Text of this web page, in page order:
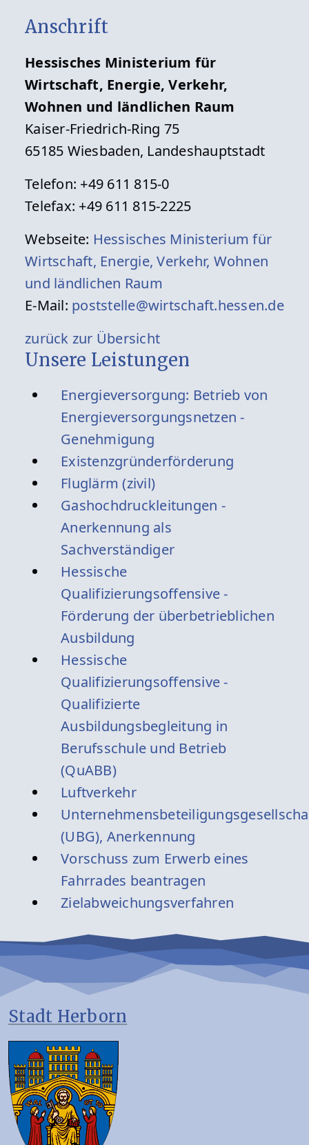
Anschrift
Hessisches Ministerium für
Wirtschaft, Energie, Verkehr,
Wohnen und ländlichen Raum
Kaiser-Friedrich-Ring 75
65185 Wiesbaden, Landeshauptstadt
Telefon: +49 611 815-0
Telefax: +49 611 815-2225
Webseite: Hessisches Ministerium für
Wirtschaft, Energie, Verkehr, Wohnen
und ländlichen Raum
E-Mail: poststelle@wirtschaft.hessen.de
zurück zur Übersicht
Unsere Leistungen
Energieversorgung: Betrieb von
Energieversorgungsnetzen -
Genehmigung
Existenzgründerförderung
Fluglärm (zivil)
Gashochdruckleitungen -
Anerkennung als
Sachverständiger
Hessische
Qualifizierungsoffensive -
Förderung der überbetrieblichen
Ausbildung
Hessische
Qualifizierungsoffensive -
Qualifizierte
Ausbildungsbegleitung in
Berufsschule und Betrieb
(QuABB)
Luftverkehr
(UBG), Anerkennung
Vorschuss zum Erwerb eines
Fahrrades beantragen
Zielabweichungsverfahren
Stadt Herborn